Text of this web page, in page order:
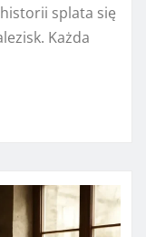
splata się
Każda